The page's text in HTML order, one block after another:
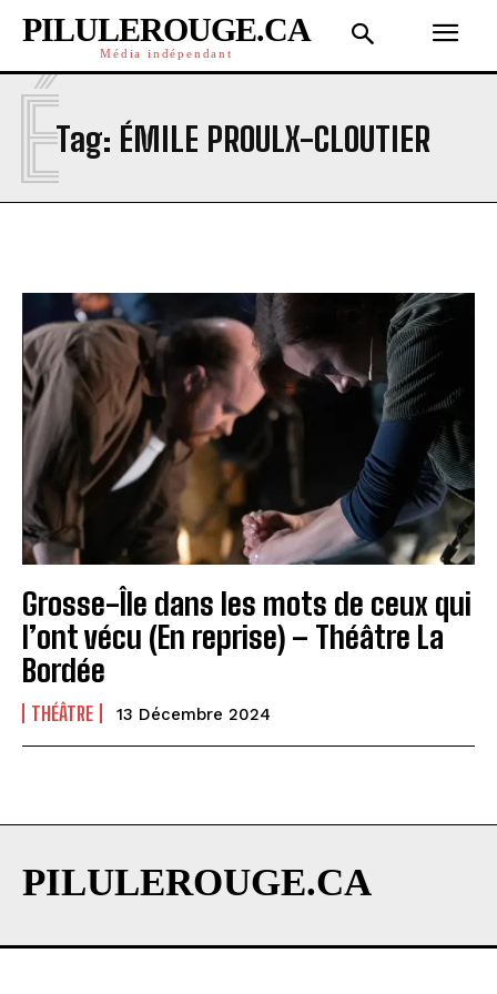
PILULEROUGE.CA
Média indépendant
Tag: ÉMILE PROULX-CLOUTIER
É
Grosse-Île dans les mots de ceux qui
l’ont vécu (En reprise) – Théâtre La
Bordée
THÉÂTRE 13 Décembre 2024
PILULEROUGE.CA